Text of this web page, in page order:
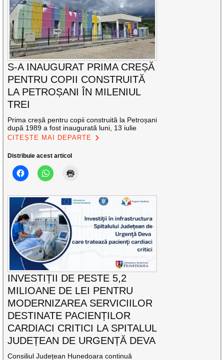
S-A INAUGURAT PRIMA CREȘĂ
PENTRU COPII CONSTRUITĂ
LA PETROȘANI ÎN MILENIUL
TREI
Prima creșă pentru copii construită la Petroșani
după 1989 a fost inaugurată luni, 13 iulie
CITEȘTE MAI DEPARTE
Distribuie acest articol
INVESTIȚII DE PESTE 5,2
MILIOANE DE LEI PENTRU
MODERNIZAREA SERVICIILOR
DESTINATE PACIENȚILOR
CARDIACI CRITICI LA SPITALUL
JUDEȚEAN DE URGENȚĂ DEVA
Consiliul Județean Hunedoara continuă